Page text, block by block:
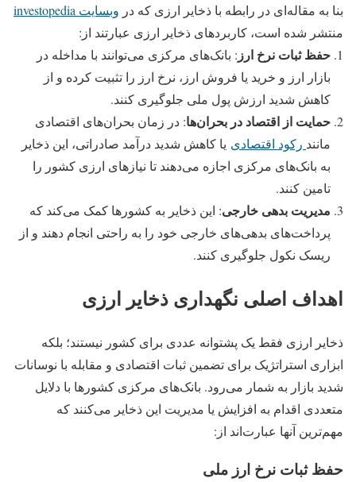
بنا به مقاله‌ای در رابطه با ذخایر ارزی که در وبسایت investopedia
منتشر شده است، کاربردهای ذخایر ارزی عبارتند از:
حفظ ثبات نرخ ارز : بانک‌های مرکزی می‌توانند با مداخله در
بازار ارز و خرید یا فروش ارز، نرخ ارز را تثبیت کرده و از
کاهش شدید ارزش پول ملی جلوگیری کنند.
حمایت از اقتصاد در بحران‌ها: در زمان بحران‌های اقتصادی
مانند رکود اقتصادی یا کاهش شدید درآمد صادراتی، این ذخایر
به بانک‌های مرکزی اجازه می‌دهند تا نیازهای ارزی کشور را
تامین کنند.
مدیریت بدهی خارجی: این ذخایر به کشورها کمک می‌کند که
پرداخت‌های بدهی‌های خارجی خود را به راحتی انجام دهند و از
ریسک نکول جلوگیری کنند.
اهداف اصلی نگهداری ذخایر ارزی
ذخایر ارزی فقط یک پشتوانه عددی برای کشور نیستند؛ بلکه
ابزاری استراتژیک برای تضمین ثبات اقتصادی و مقابله با نوسانات
شدید بازار به شمار می‌رود. بانک‌های مرکزی کشورها با دلایل
متعددی اقدام به افزایش یا مدیریت این ذخایر می‌کنند که
مهم‌ترین آنها عبارت‌اند از:
حفظ ثبات نرخ ارز ملی